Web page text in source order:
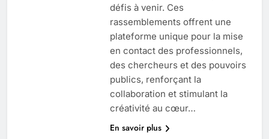
défis à venir. Ces
rassemblements offrent une
plateforme unique pour la mise
en contact des professionnels,
des chercheurs et des pouvoirs
publics, renforçant la
collaboration et stimulant la
créativité au cœur…
En savoir plus